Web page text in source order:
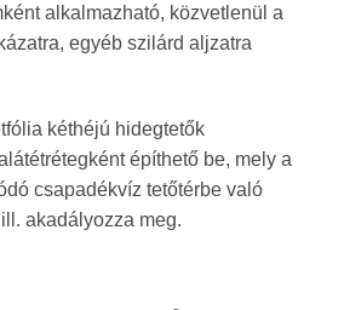
alkalmazható, közvetlenül a
egyéb szilárd aljzatra
kéthéjú hidegtetők
építhető be, mely a
csapadékvíz tetőtérbe való
akadályozza meg.